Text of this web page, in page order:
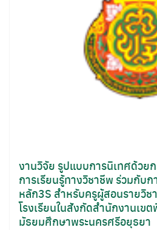
งานวิจัย รูปแบบการนิเทศด้วย
การเรียนรู้ทางวิชาชีพ ร่วมกับ
หลัก3S สำหรับครูผู้สอนรายวิ
โรงเรียนในสังกัดสำนักงานเข
มัธยมศึกษาพระนครศรีอยุธยา